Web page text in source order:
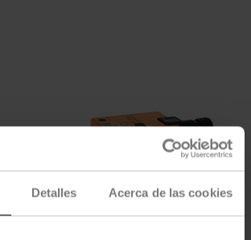
Detalles Acerca de las cookies